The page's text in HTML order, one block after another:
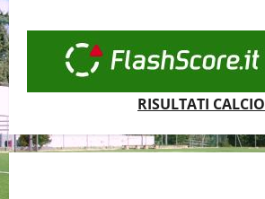
RISULTATI CALCIO